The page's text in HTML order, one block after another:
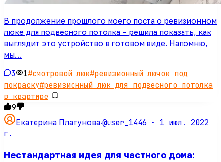
В продолжение прошлого моего поста о ревизионном
люке для подвесного потолка – решила показать, как
выглядит это устройство в готовом виде. Напомню,
мы…
3 1#смотровой люк#ревизионный лючок под
покраску#ревизионный люк для подвесного потолка
в квартире
9
Екатерина Платунова·@user_1446 · 1 июл. 2022
г.
Нестандартная идея для частного дома: